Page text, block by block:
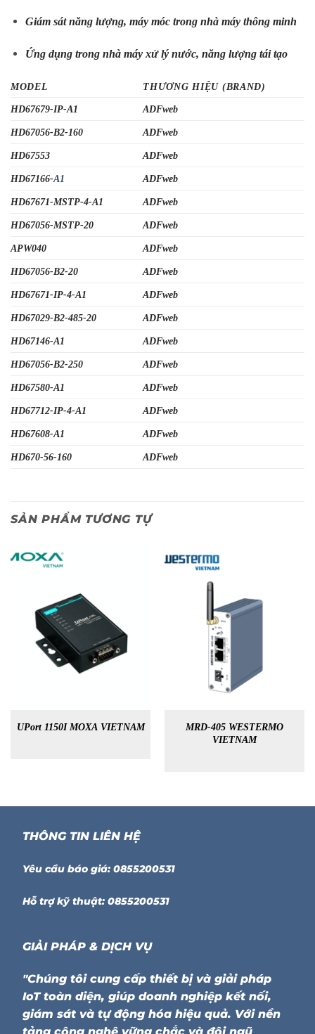
Giám sát năng lượng, máy móc trong nhà máy thông minh
Ứng dụng trong nhà máy xử lý nước, năng lượng tái tạo
MODEL
THƯƠNG HIỆU (BRAND)
HD67679-IP-A1
ADFweb
HD67056-B2-160 ADFweb
HD67553 ADFweb
HD67166-A1 ADFweb
HD67671-MSTP-4-A1 ADFweb
HD67056-MSTP-20 ADFweb
APW040 ADFweb
HD67056-B2-20 ADFweb
HD67671-IP-4-A1 ADFweb
HD67029-B2-485-20 ADFweb
HD67146-A1 ADFweb
HD67056-B2-250 ADFweb
HD67580-A1 ADFweb
HD67712-IP-4-A1 ADFweb
HD67608-A1 ADFweb
HD670-56-160 ADFweb
SẢN PHẨM TƯƠNG TỰ
UPort 1150I MOXA VIETNAM
MRD-405 WESTERMO
VIETNAM
THÔNG TIN LIÊN HỆ
Yêu cầu báo giá: 0855200531
Hỗ trợ kỹ thuật: 0855200531
GIẢI PHÁP & DỊCH VỤ
"Chúng tôi cung cấp thiết bị và giải pháp
IoT toàn diện, giúp doanh nghiệp kết nối,
giám sát và tự động hóa hiệu quả. Với nền